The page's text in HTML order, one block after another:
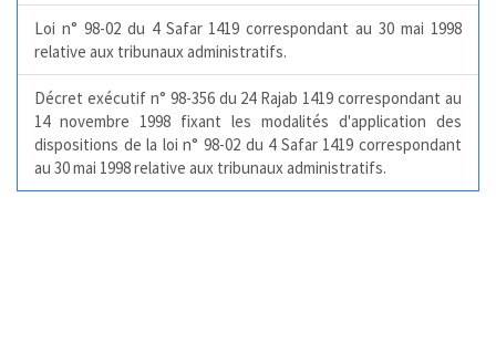
Loi n° 98-02 du 4 Safar 1419 correspondant au 30 mai 1998
relative aux tribunaux administratifs.
Décret exécutif n° 98-356 du 24 Rajab 1419 correspondant au
14 novembre 1998 fixant les modalités d'application des
dispositions de la loi n° 98-02 du 4 Safar 1419 correspondant
au 30 mai 1998 relative aux tribunaux administratifs.